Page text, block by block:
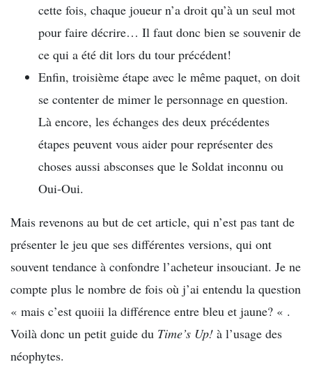
cette fois, chaque joueur n’a droit qu’à un seul mot
pour faire décrire… Il faut donc bien se souvenir de
ce qui a été dit lors du tour précédent!
Enfin, troisième étape avec le même paquet, on doit
se contenter de mimer le personnage en question.
Là encore, les échanges des deux précédentes
étapes peuvent vous aider pour représenter des
choses aussi absconses que le Soldat inconnu ou
Oui-Oui.
Mais revenons au but de cet article, qui n’est pas tant de
présenter le jeu que ses différentes versions, qui ont
souvent tendance à confondre l’acheteur insouciant. Je ne
compte plus le nombre de fois où j’ai entendu la question
« mais c’est quoiii la différence entre bleu et jaune? « .
Voilà donc un petit guide du Time’s Up! à l’usage des
néophytes.